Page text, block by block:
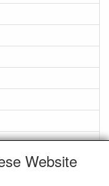
Website